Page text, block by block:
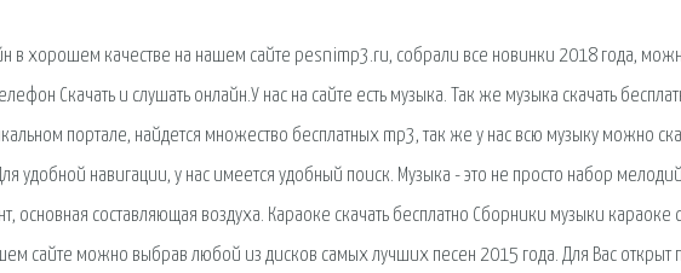
в хорошем качестве на нашем сайте pesnimp3.ru, собрали все новинки 2018 года,
Скачать и слушать онлайн.У нас на сайте есть музыка. Так же музыка скачать
портале, найдется множество бесплатных mp3, так же у нас всю музыку можно
удобной навигации, у нас имеется удобный поиск. Музыка - это не просто набор
основная составляющая воздуха. Караоке скачать бесплатно Сборники музыки караоке
сайте можно выбрав любой из дисков самых лучших песен 2015 года. Для Вас открыт